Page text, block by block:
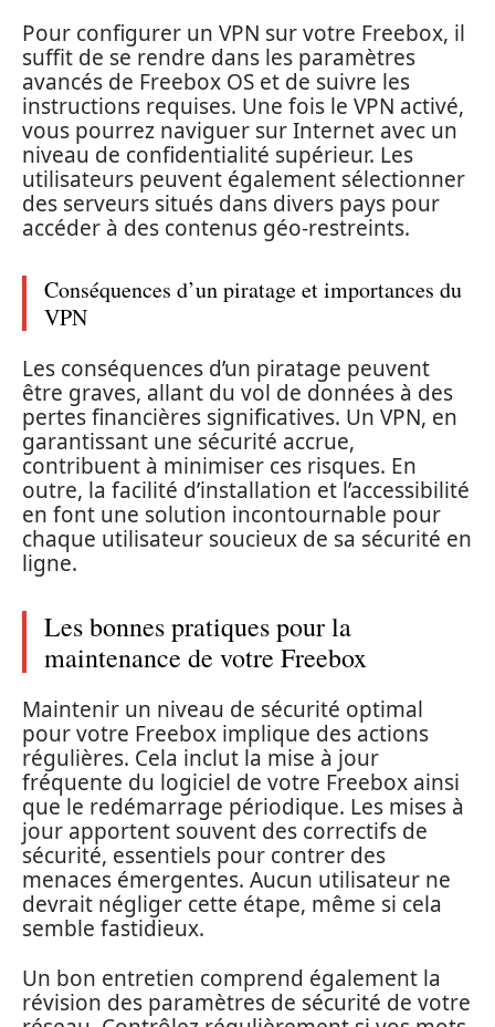
Pour configurer un VPN sur votre Freebox, il
suffit de se rendre dans les paramètres
avancés de Freebox OS et de suivre les
instructions requises. Une fois le VPN activé,
vous pourrez naviguer sur Internet avec un
niveau de confidentialité supérieur. Les
utilisateurs peuvent également sélectionner
des serveurs situés dans divers pays pour
accéder à des contenus géo-restreints.
Conséquences d’un piratage et importances du
VPN
Les conséquences d’un piratage peuvent
être graves, allant du vol de données à des
pertes financières significatives. Un VPN, en
garantissant une sécurité accrue,
contribuent à minimiser ces risques. En
outre, la facilité d’installation et l’accessibilité
en font une solution incontournable pour
chaque utilisateur soucieux de sa sécurité en
ligne.
Les bonnes pratiques pour la
maintenance de votre Freebox
Maintenir un niveau de sécurité optimal
pour votre Freebox implique des actions
régulières. Cela inclut la mise à jour
fréquente du logiciel de votre Freebox ainsi
que le redémarrage périodique. Les mises à
jour apportent souvent des correctifs de
sécurité, essentiels pour contrer des
menaces émergentes. Aucun utilisateur ne
devrait négliger cette étape, même si cela
semble fastidieux.
Un bon entretien comprend également la
révision des paramètres de sécurité de votre